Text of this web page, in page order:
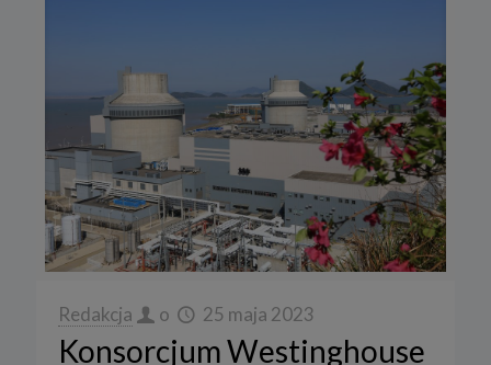
Redakcja o 25 maja 2023
Konsorcjum Westinghouse